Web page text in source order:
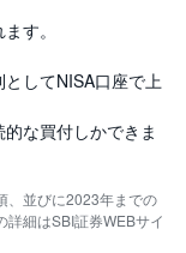
す。
してNISA口座で上
な買付しかできま
、並びに2023年までの
細はSBI証券WEBサイ